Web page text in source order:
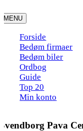
to
content
MENU
Forside
Bedøm firmaer
Bedøm biler
Ordbog
Guide
Top 20
Min konto
Pava